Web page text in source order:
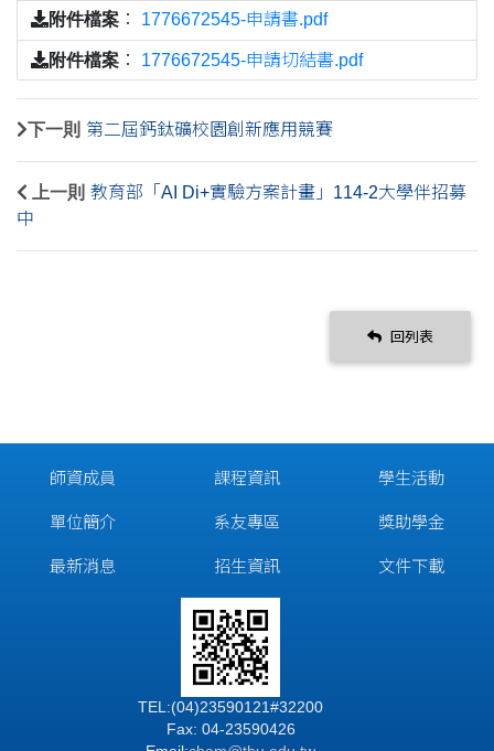
附件檔案 ： 1776672545-申請書.pdf
附件檔案 ： 1776672545-申請切結書.pdf
下一則 第二屆鈣鈦礦校園創新應用競賽
上一則 教育部「AI Di+實驗方案計畫」114-2大學伴招募
中
回列表
師資成員
單位簡介
最新消息
課程資訊
系友專區
招生資訊
學生活動
獎助學金
文件下載
TEL:(04)23590121#32200
Fax: 04-23590426